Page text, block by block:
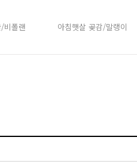
비폴랜 아침햇살 곶감/말랭이